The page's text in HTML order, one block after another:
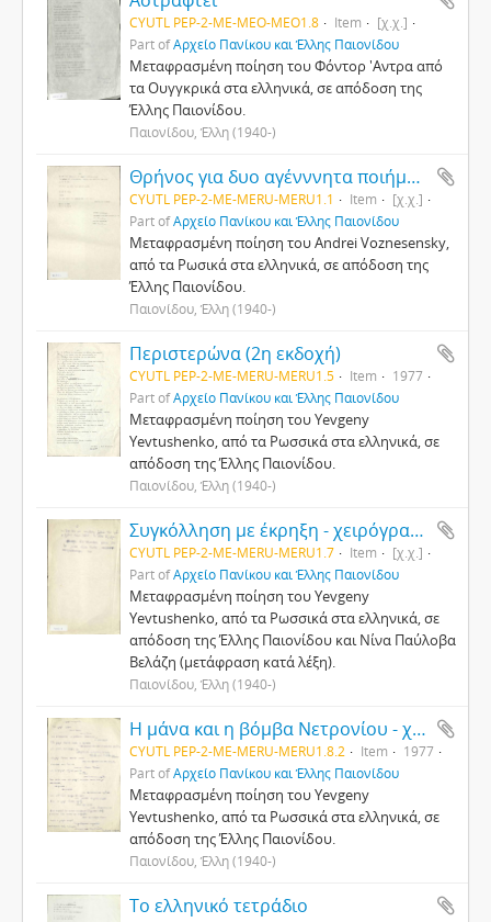
CYUTL PEP-2-ΜΕ-MEO-MEO1.8 Item
[χ.χ.]
Part ofΑρχείο Πανίκου και Έλλης Παιονίδου
Μεταφρασμένη ποίηση του Φόντορ 'Αντρα από
τα Ουγγκρικά στα ελληνικά, σε απόδοση της
Έλλης Παιονίδου.
Παιονίδου, Έλλη (1940-)
Θρήνος για δυο αγένννητα ποιήματα
CYUTL PEP-2-ΜΕ-MERU-MERU1.1 Item
[χ.χ.]
Part ofΑρχείο Πανίκου και Έλλης Παιονίδου
Μεταφρασμένη ποίηση του Andrei Voznesensky,
από τα Ρωσικά στα ελληνικά, σε απόδοση της
Έλλης Παιονίδου.
Παιονίδου, Έλλη (1940-)
Περιστερώνα (2η εκδοχή)
CYUTL PEP-2-ΜΕ-MERU-MERU1.5 Item
1977
Part ofΑρχείο Πανίκου και Έλλης Παιονίδου
Μεταφρασμένη ποίηση του Yevgeny
Yevtushenko, από τα Ρωσσικά στα ελληνικά, σε
απόδοση της Έλλης Παιονίδου.
Παιονίδου, Έλλη (1940-)
Συγκόλληση με έκρηξη - χειρόγραφο
CYUTL PEP-2-ΜΕ-MERU-MERU1.7 Item
[χ.χ.]
Part ofΑρχείο Πανίκου και Έλλης Παιονίδου
Μεταφρασμένη ποίηση του Yevgeny
Yevtushenko, από τα Ρωσσικά στα ελληνικά, σε
απόδοση της Έλλης Παιονίδου και Νίνα Παύλοβα
Βελάζη (μετάφραση κατά λέξη).
Παιονίδου, Έλλη (1940-)
Η μάνα και η βόμβα Νετρονίου - χειρόγραφο
CYUTL PEP-2-ΜΕ-MERU-MERU1.8.2 Item
1977
Part ofΑρχείο Πανίκου και Έλλης Παιονίδου
Μεταφρασμένη ποίηση του Yevgeny
Yevtushenko, από τα Ρωσσικά στα ελληνικά, σε
απόδοση της Έλλης Παιονίδου.
Παιονίδου, Έλλη (1940-)
Το ελληνικό τετράδιο